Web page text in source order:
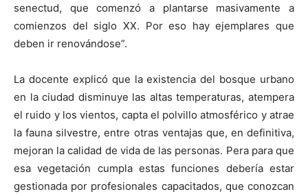
senectud, que comenzó a plantarse masivamente a
comienzos del siglo XX. Por eso hay ejemplares que
deben ir renovándose”.
La docente explicó que la existencia del bosque urbano
en la ciudad disminuye las altas temperaturas, atempera
el ruido y los vientos, capta el polvillo atmosférico y atrae
la fauna silvestre, entre otras ventajas que, en definitiva,
mejoran la calidad de vida de las personas. Pera para que
esa vegetación cumpla estas funciones debería estar
gestionada por profesionales capacitados, que conozcan